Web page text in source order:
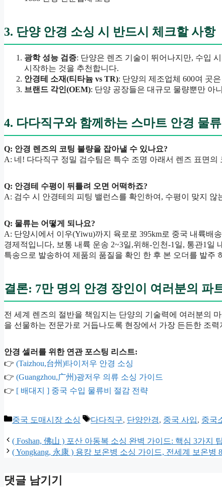
3. 단양 안경 소싱 시 반드시 체크할 사항
광학 성능 검증: 단양은 렌즈 기술이 뛰어나지만, 수입
시작하는 것을 추천합니다.
안경테 소재(티타늄 vs TR): 단양의 제조업체 600여 곳
브랜드 각인(OEM): 단양 공장들은 대규모 물량뿐만 아
4. 다다직구와 함께하는 스마트 안경 물
Q: 안경 렌즈의 코팅 불량을 잡아낼 수 있나요?
A: 네! 다다직구 정밀 검수팀은 특수 조명 아래서 렌즈 표면
Q: 안경테 수평이 뒤틀려 오면 어떡하죠?
A: 검수 시 안경테의 피팅 밸런스를 확인하여, 수평이 맞지
Q: 물류는 어떻게 되나요?
A: 단양시에서 이우(Yiwu)까지 육로로 395km로 중국 내륙배
경제적입니다, 보통 내륙 운송 2~3일,위해-인천-1일, 통관1
특송으로 발송하여 제품의 품질을 확인 한 후 본 오더를 발주
결론: 7만 명의 안경 장인이 여러분의 파
전 세계 렌즈의 절반을 책임지는 단양의 기술력에 여러분의
을 선물하는 전문가로 거듭나도록 현장에서 가장 든든한 조력
안경 셀러를 위한 연관 포스팅 리스트:
👉 (Taizhou,台州)타이저우 안경 소싱
👉 (Guangzhou,广州)광저우 의류 소싱 가이드
👉 [ 배대지 ] 중국 수입 물류비 절감 전략
카
고
리
중국 도매시장 소싱
태
다다직구, 단양안경, 중국 사입, 중국
( Foshan, 佛山 ) 포산 아동복 소싱 완벽 가이드: 핵심 3가지 팁
( Yongkang, 永康 ) 용캉 보온병 소싱 가이드, 전세계 보온병
댓글 남기기